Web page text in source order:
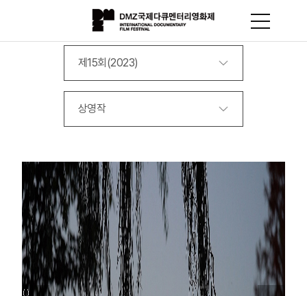
제15회(2023)
상영작